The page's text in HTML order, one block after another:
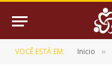
VOCÊ ESTÁ EM: Inicio »